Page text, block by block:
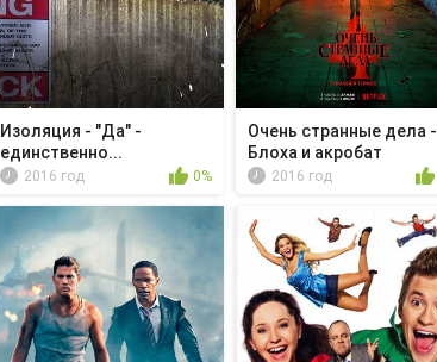
Изоляция - "Да" -
единственно...
2016 год 0%
Очень странные дела -
Блоха и акробат
2016 год